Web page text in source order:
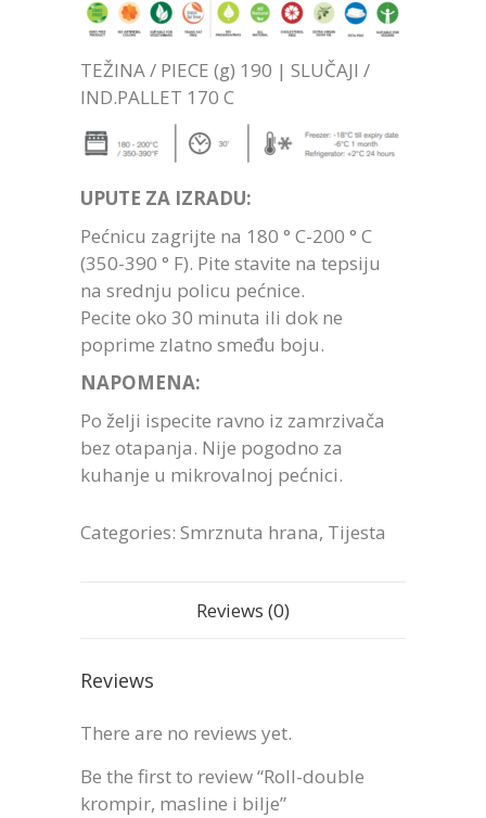
TEŽINA / PIECE (g) 190 | SLUČAJI /
IND.PALLET 170 C
UPUTE ZA IZRADU:
Pećnicu zagrijte na 180 ° C-200 ° C
(350-390 ° F). Pite stavite na tepsiju
na srednju policu pećnice.
Pecite oko 30 minuta ili dok ne
poprime zlatno smeđu boju.
NAPOMENA:
Po želji ispecite ravno iz zamrzivača
bez otapanja. Nije pogodno za
kuhanje u mikrovalnoj pećnici.
Categories: Smrznuta hrana, Tijesta
Reviews (0)
Reviews
There are no reviews yet.
Be the first to review “Roll-double
krompir, masline i bilje”